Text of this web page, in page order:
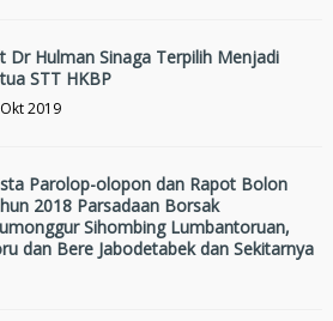
Dr Hulman Sinaga Terpilih Menjadi
STT HKBP
2019
Parolop-olopon dan Rapot Bolon
2018 Parsadaan Borsak
Sihombing Lumbantoruan,
dan Bere Jabodetabek dan Sekitarnya